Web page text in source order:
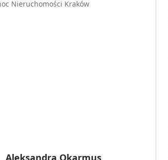
Nieruchomości Kraków
Aleksandra Okarmus